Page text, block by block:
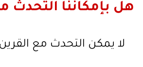
هل بإمكاننا التحدث
لا يمكن التحدث مع